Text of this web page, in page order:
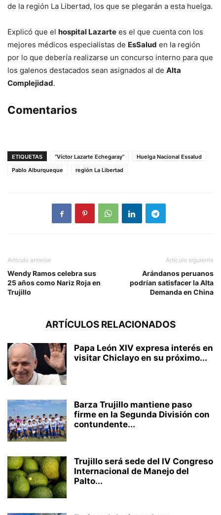
de la región La Libertad, los que se plegarán a esta huelga.
Explicó que el hospital Lazarte es el que cuenta con los
mejores médicos especialistas de EsSalud en la región
por lo que debería realizarse un concurso interno para que
los galenos destacados sean asignados al de Alta
Complejidad.
Comentarios
ETIQUETAS “Víctor Lazarte Echegaray”
Huelga Nacional Essalud
Pablo Alburqueque
región La Libertad
Artículo anterior
Wendy Ramos celebra sus
25 años como Nariz Roja en
Trujillo
Artículo siguiente
Arándanos peruanos
podrían satisfacer la Alta
Demanda en China
ARTÍCULOS RELACIONADOS
Papa León XIV expresa interés en
visitar Chiclayo en su próximo...
Barza Trujillo mantiene paso
firme en la Segunda División con
contundente...
Trujillo será sede del IV Congreso
Internacional de Manejo del
Palto...